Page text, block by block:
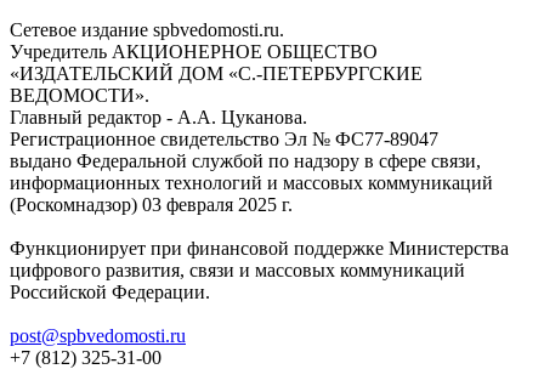
Сетевое издание spbvedomosti.ru.
Учредитель АКЦИОНЕРНОЕ ОБЩЕСТВО
«ИЗДАТЕЛЬСКИЙ ДОМ «С.-ПЕТЕРБУРГСКИЕ
ВЕДОМОСТИ».
Главный редактор - А.А. Цуканова.
Регистрационное свидетельство Эл № ФС77-89047
выдано Федеральной службой по надзору в сфере связи,
информационных технологий и массовых коммуникаций
(Роскомнадзор) 03 февраля 2025 г.
Функционирует при финансовой поддержке Министерства
цифрового развития, связи и массовых коммуникаций
Российской Федерации.
post@spbvedomosti.ru
+7 (812) 325-31-00